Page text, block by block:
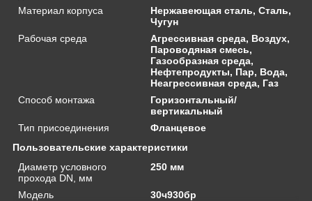
Материал корпуса
Нержавеющая сталь, Сталь,
Чугун
Рабочая среда
Агрессивная среда, Воздух,
Пароводяная смесь,
Газообразная среда,
Нефтепродукты, Пар, Вода,
Неагрессивная среда, Газ
Способ монтажа
Горизонтальный/
вертикальный
Тип присоединения
Фланцевое
Пользовательские характеристики
Диаметр условного
прохода DN, мм
250 мм
Модель 30ч930бр